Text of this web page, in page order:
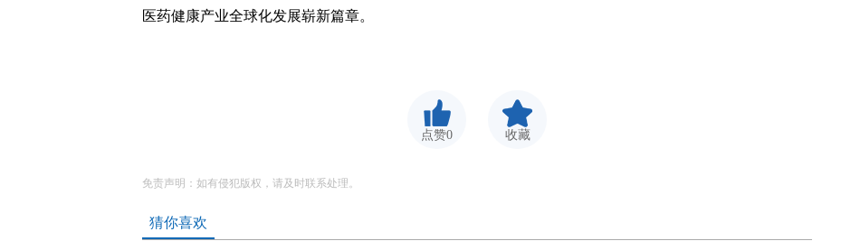
医药健康产业全球化发展崭新篇章。
点赞0 收藏
免责声明：如有侵犯版权，请及时联系处理。
猜你喜欢